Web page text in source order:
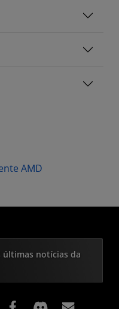
AMD
últimas notícias da